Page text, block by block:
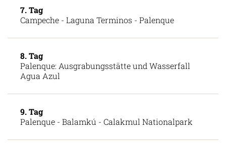
7. Tag
Campeche - Laguna Terminos - Palenque
8. Tag
Palenque: Ausgrabungsstätte und Wasserfall
Agua Azul
9. Tag
Palenque - Balamkú - Calakmul Nationalpark